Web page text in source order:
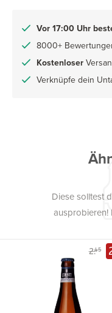
Vor 17:00 Uhr
8000+
Kostenloser
Verknüpfe dein
Diese solltest
ausprobieren!
2.45